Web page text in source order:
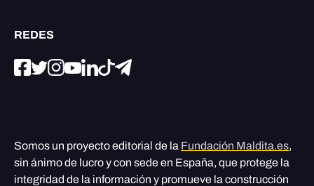
REDES
Somos un proyecto editorial de la Fundación Maldita.es,
sin ánimo de lucro y con sede en España, que protege la
integridad de la información y promueve la construcción